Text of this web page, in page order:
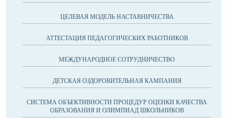
ЦЕЛЕВАЯ МОДЕЛЬ НАСТАВНИЧЕСТВА
АТТЕСТАЦИЯ ПЕДАГОГИЧЕСКИХ РАБОТНИКОВ
МЕЖДУНАРОДНОЕ СОТРУДНИЧЕСТВО
ДЕТСКАЯ ОЗДОРОВИТЕЛЬНАЯ КАМПАНИЯ
CИСТЕМА ОБЪЕКТИВНОСТИ ПРОЦЕДУР ОЦЕНКИ КАЧЕСТВА
ОБРАЗОВАНИЯ И ОЛИМПИАД ШКОЛЬНИКОВ